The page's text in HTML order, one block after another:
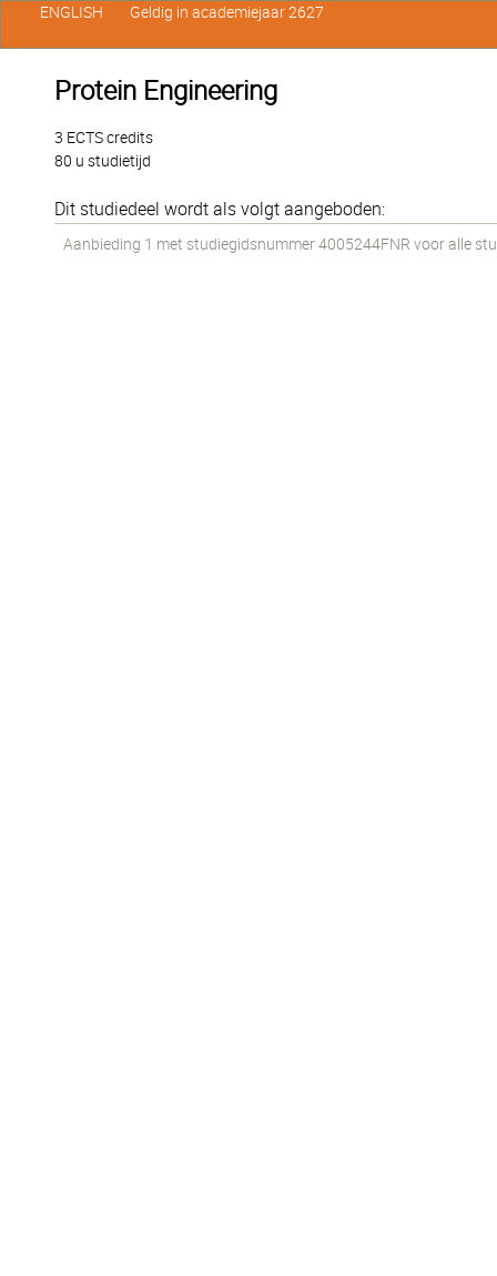
Protein Engineering
3 ECTS credits
80 u studietijd
Dit studiedeel wordt als volgt aangeboden:
Aanbieding 1 met studiegidsnummer 4005244FNR voor alle
ENGLISH Geldig in academiejaar 2627